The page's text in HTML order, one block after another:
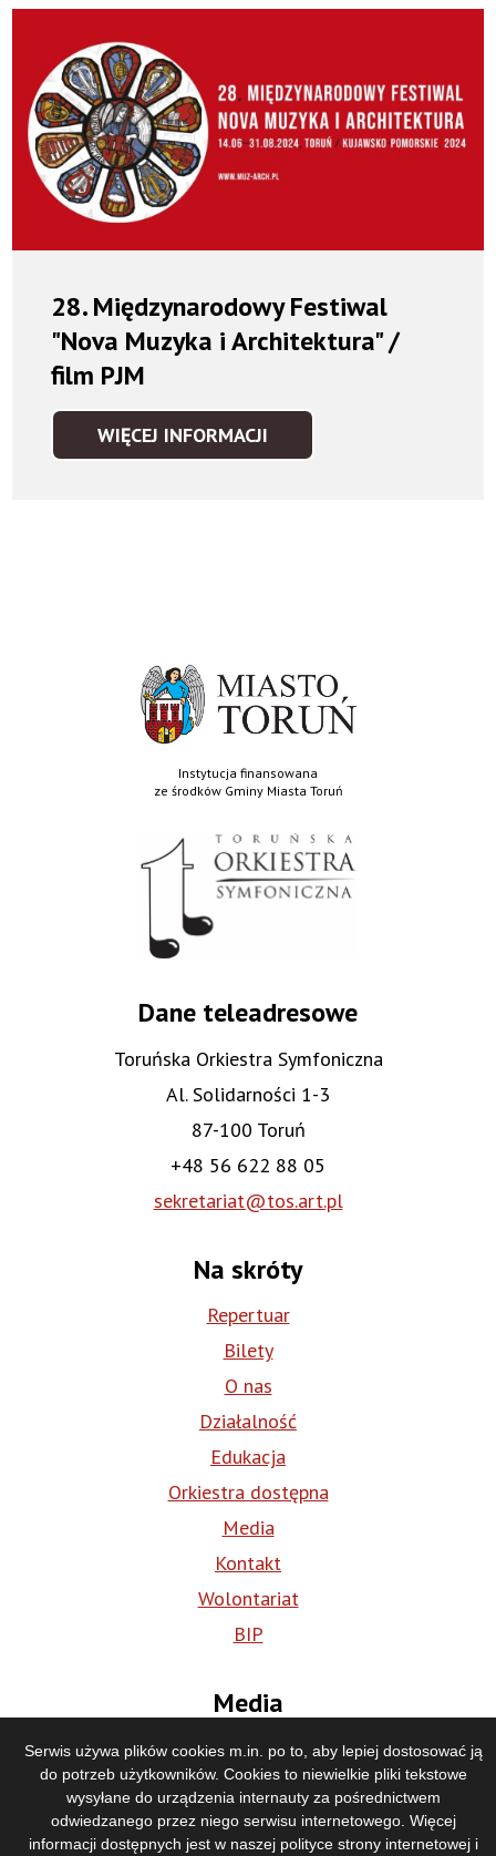
Serwis używa plików cookies m.in. po to, aby lepiej dostosować ją
do potrzeb użytkowników. Cookies to niewielkie pliki tekstowe
wysyłane do urządzenia internauty za pośrednictwem
odwiedzanego przez niego serwisu internetowego. Więcej
informacji dostępnych jest w naszej polityce strony internetowej i
28. Międzynarodowy Festiwal
"Nova Muzyka i Architektura" /
film PJM
WIĘCEJ INFORMACJI
28.
PJM
Instytucja finansowana
ze środków Gminy Miasta Toruń
Dane teleadresowe
Toruńska Orkiestra Symfoniczna
Al. Solidarności 1-3
87-100 Toruń
+48 56 622 88 05
sekretariat@tos.art.pl
Na skróty
Repertuar
Bilety
O nas
Działalność
Edukacja
Orkiestra dostępna
Media
Kontakt
Wolontariat
BIP
Media